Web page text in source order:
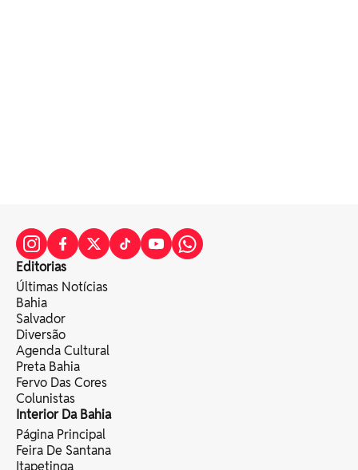
Editorias
Últimas Notícias
Bahia
Salvador
Diversão
Agenda Cultural
Preta Bahia
Fervo Das Cores
Colunistas
Interior Da Bahia
Página Principal
Feira De Santana
Itapetinga